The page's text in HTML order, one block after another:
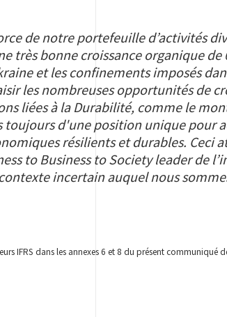
de notre portefeuille d’activités
très bonne croissance organique de
et les confinements imposés
les nombreuses opportunités de
liées à la Durabilité, comme le
toujours d'une position unique pour
résilients et durables. Ceci
to Business to Society leader de
contexte incertain auquel nous
IFRS dans les annexes 6 et 8 du présent communiqué